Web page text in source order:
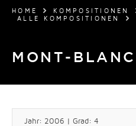
HOME
KOMPOSITIONEN
ALLE KOMPOSITIONEN
MONT-BLANC
Jahr: 2006 | Grad: 4